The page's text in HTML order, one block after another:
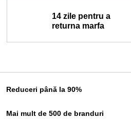
14 zile pentru a
returna marfa
Reduceri până la 90%
Mai mult de 500 de branduri